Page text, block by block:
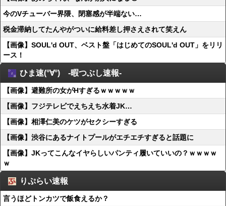
今のVチューバー界隈、閉塞感が半端ない…
税金滞納してたんやがついに給料差し押さえされて笑えん
【画像】SOUL'd OUT、ベスト盤「はじめてのSOUL'd OUT」をリリ
ース！
ひま速(°∀°) -暇つぶし速報-
【画像】避難所の女がHすぎるｗｗｗｗｗ
【画像】フジテレビでえちえち水着JK…
【画像】相澤仁美のケツがセクシーすぎる
【画像】渋谷にあるナイトプールがエチエチすぎると話題に
【画像】JKってこんなイヤらしいパンティ履いていいの？ｗｗｗｗ
ｗ
りぷらい速報
言うほどトンカツで飯食えるか？